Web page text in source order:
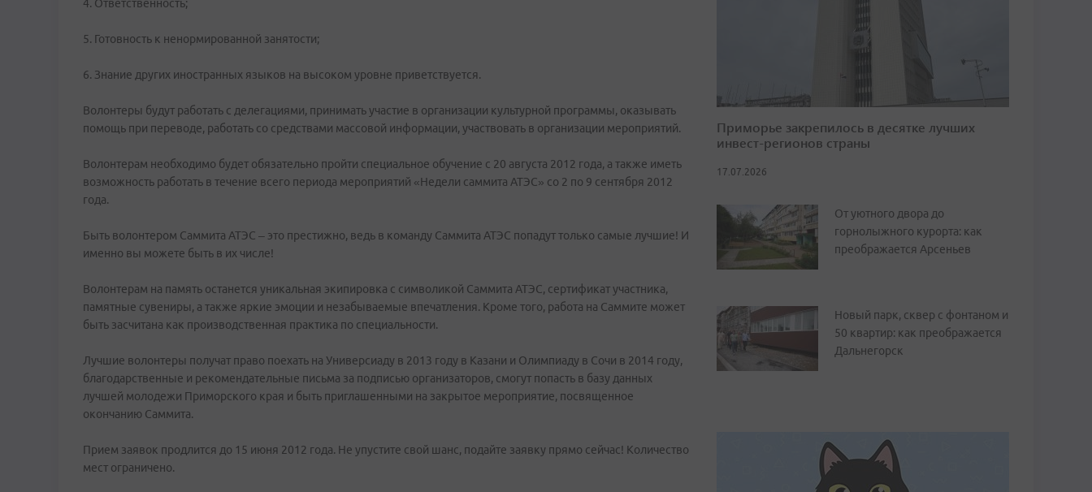
4. Ответственность;
5. Готовность к ненормированной занятости;
6. Знание других иностранных языков на высоком уровне приветствуется.
Волонтеры будут работать с делегациями, принимать участие в организации культурной программы, оказывать
помощь при переводе, работать со средствами массовой информации, участвовать в организации мероприятий.
Волонтерам необходимо будет обязательно пройти специальное обучение с 20 августа 2012 года, а также иметь
возможность работать в течение всего периода мероприятий «Недели саммита АТЭС» со 2 по 9 сентября 2012
года.
Быть волонтером Саммита АТЭС – это престижно, ведь в команду Саммита АТЭС попадут только самые лучшие! И
именно вы можете быть в их числе!
Волонтерам на память останется уникальная экипировка с символикой Саммита АТЭС, сертификат участника,
памятные сувениры, а также яркие эмоции и незабываемые впечатления. Кроме того, работа на Саммите может
быть засчитана как производственная практика по специальности.
Лучшие волонтеры получат право поехать на Универсиаду в 2013 году в Казани и Олимпиаду в Сочи в 2014 году,
благодарственные и рекомендательные письма за подписью организаторов, смогут попасть в базу данных
лучшей молодежи Приморского края и быть приглашенными на закрытое мероприятие, посвященное
окончанию Саммита.
Прием заявок продлится до 15 июня 2012 года. Не упустите свой шанс, подайте заявку прямо сейчас! Количество
мест ограничено.
Приморье закрепилось в десятке лучших
инвест-регионов страны
17.07.2026
От уютного двора до
горнолыжного курорта: как
преображается Арсеньев
Новый парк, сквер с фонтаном и
50 квартир: как преображается
Дальнегорск